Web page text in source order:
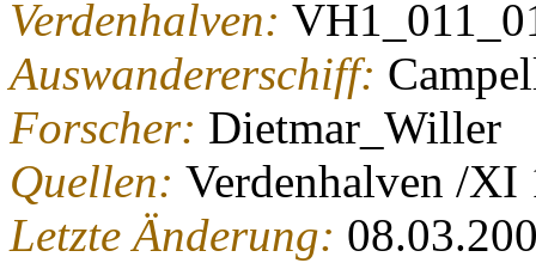
Verdenhalven:
Auswandererschiff:
Forscher: Dietmar_Willer
Quellen: Verdenhalven /XI
Letzte Änderung: